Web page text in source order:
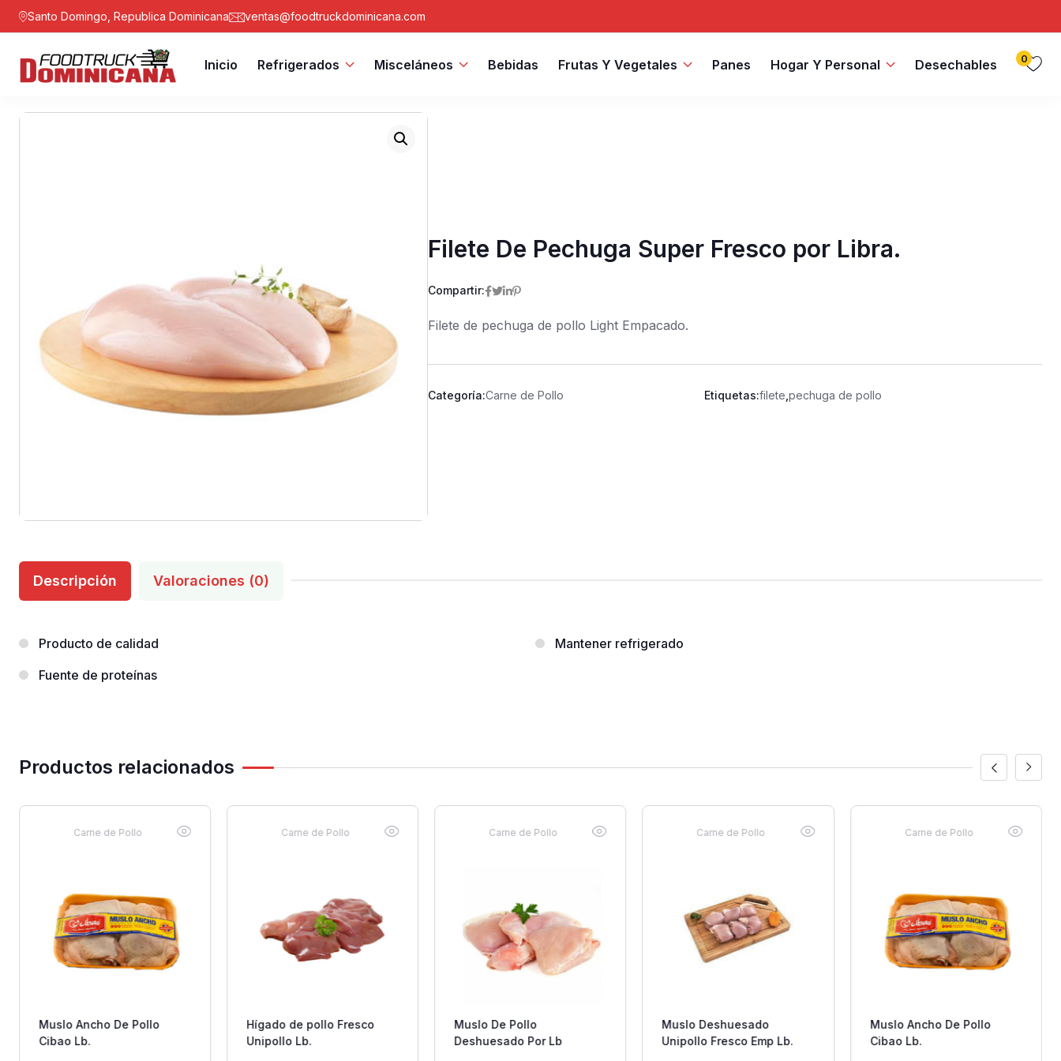
Santo Domingo, Republica Dominicana ventas@foodtruckdominicana.com
Inicio Refrigerados Misceláneos Bebidas Frutas Y Vegetales Panes Hogar Y Personal Desechables 0
Filete De Pechuga Super Fresco por Libra.
Compartir:
Filete de pechuga de pollo Light Empacado.
Categoría:Carne de Pollo Etiquetas:filete ,pechuga de pollo
Descripción Valoraciones (0)
Producto de calidad
Mantener refrigerado
Fuente de proteínas
Productos relacionados
Carne de Pollo
Muslo Ancho De Pollo
Cibao Lb.
Carne de Pollo
Hígado de pollo Fresco
Unipollo Lb.
Carne de Pollo
Muslo De Pollo
Deshuesado Por Lb
Carne de Pollo
Muslo Deshuesado
Unipollo Fresco Emp Lb.
Carne de Pollo
Muslo Ancho De Pollo
Cibao Lb.